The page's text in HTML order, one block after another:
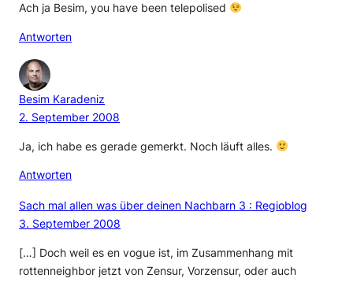
Ach ja Besim, you have been telepolised
Antworten
Besim Karadeniz
2. September 2008
Ja, ich habe es gerade gemerkt. Noch läuft alles.
Antworten
Sach mal allen was über deinen Nachbarn 3 : Regioblog
3. September 2008
[…] Doch weil es en vogue ist, im Zusammenhang mit
rottenneighbor jetzt von Zensur, Vorzensur, oder auch